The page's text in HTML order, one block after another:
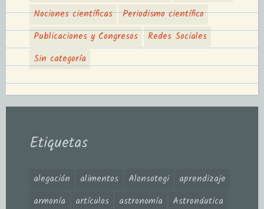
Nociones científicas
Periodismo científico
Publicaciones y Congresos
Redes Sociales
Sin categoría
Etiquetas
alegación alimentos Alonsotegi
aprendizaje
armonía
artículos astronomía
Astronáutica